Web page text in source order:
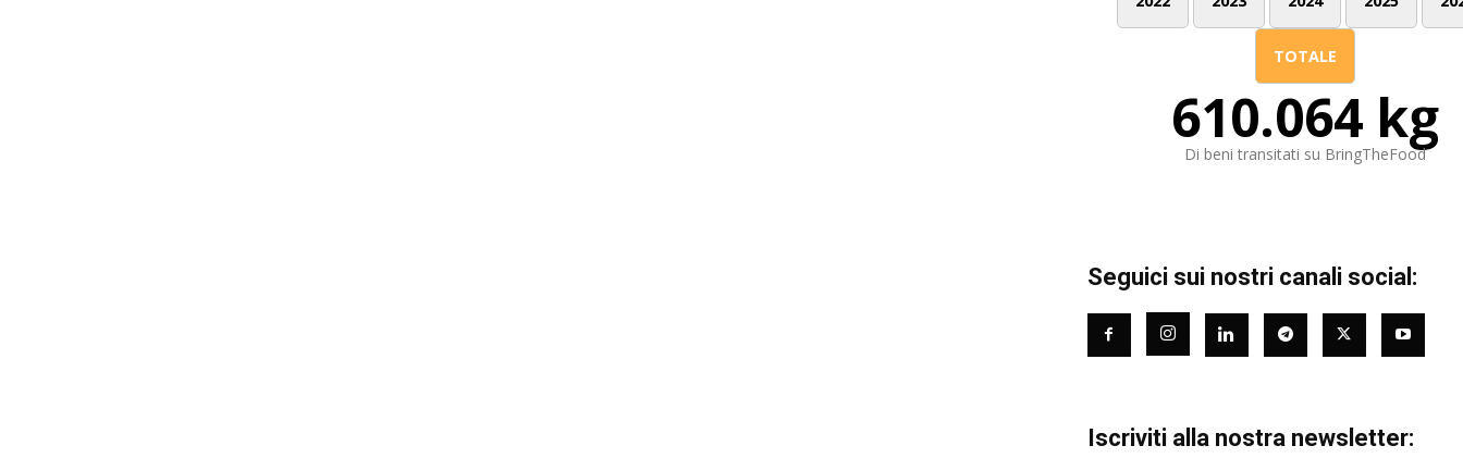
TOTALE
610.064 kg
Di beni transitati su BringTheFood
Seguici sui nostri canali social:
Iscriviti alla nostra newsletter: